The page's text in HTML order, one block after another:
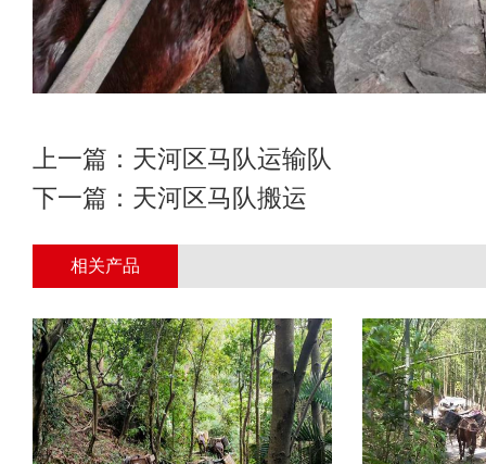
上一篇： 天河区马队运输队
下一篇： 天河区马队搬运
相关产品